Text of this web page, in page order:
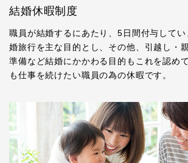
結婚休暇制度
職員が結婚するにあたり、5日間付与して
婚旅行を主な目的とし、その他、引越し・
準備など結婚にかかわる目的もこれを認め
も仕事を続けたい職員の為の休暇です。